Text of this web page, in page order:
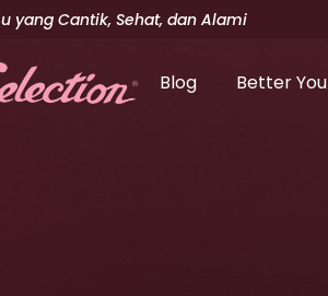
yang Cantik, Sehat, dan Alami
Blog Better You